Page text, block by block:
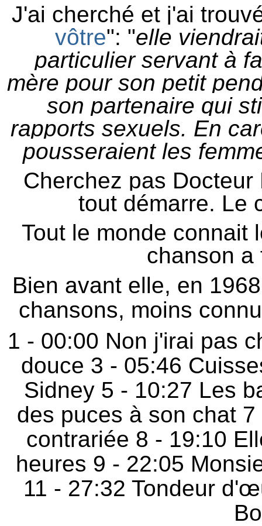
J'ai cherché et j'ai
vôtre": "elle
particulier servant à
mère pour son petit
son partenaire qui
rapports sexuels. En
pousseraient les
Cherchez pas
tout démarre. Le
Tout le monde connait
chanson
Bien avant elle, en
chansons, moins
1 - 00:00 Non j'irai pas
douce 3 - 05:46
Sidney 5 - 10:27 Les
des puces à son chat
contrariée 8 - 19:10
heures 9 - 22:05
11 - 27:32 Tondeur